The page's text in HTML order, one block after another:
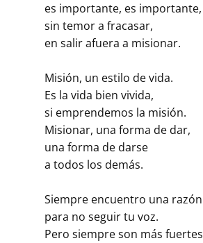
es importante, es importante,
sin temor a fracasar,
en salir afuera a misionar.
Misión, un estilo de vida.
Es la vida bien vivida,
si emprendemos la misión.
Misionar, una forma de dar,
una forma de darse
a todos los demás.
Siempre encuentro una razón
para no seguir tu voz.
Pero siempre son más fuertes